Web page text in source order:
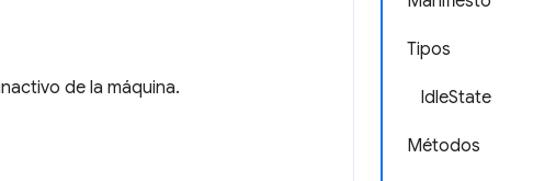
Tipos
IdleState
Métodos
de la máquina.